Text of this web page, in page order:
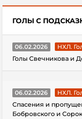
ГОЛЫ С
06.02.2026
НХЛ.
Голы Свечникова и
06.02.2026
НХЛ.
Спасения и
Бобровского и